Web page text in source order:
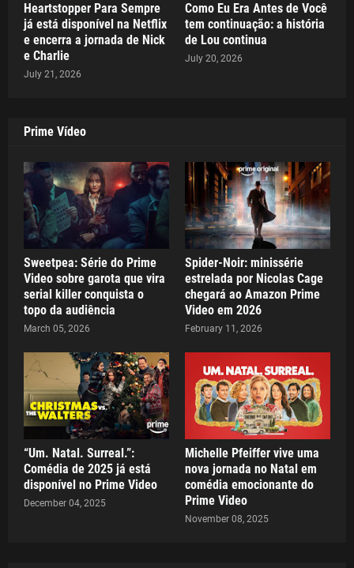
Heartstopper Para Sempre
já está disponível na Netflix
e encerra a jornada de Nick
e Charlie
July 21, 2026
Como Eu Era Antes de Você
tem continuação: a história
de Lou continua
July 20, 2026
Prime Vídeo
Sweetpea: Série do Prime
Video sobre garota que vira
serial killer conquista o
topo da audiência
March 05, 2026
Spider-Noir: minissérie
estrelada por Nicolas Cage
chegará ao Amazon Prime
Video em 2026
February 11, 2026
“Um. Natal. Surreal.”:
Comédia de 2025 já está
disponível no Prime Video
December 04, 2025
Michelle Pfeiffer vive uma
nova jornada no Natal em
comédia emocionante do
Prime Video
November 08, 2025